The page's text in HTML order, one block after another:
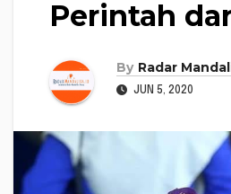
Perintah
By Radar
JUN 5, 2020